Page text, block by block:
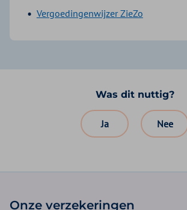
Vergoedingenwijzer ZieZo
Was dit nuttig?
Ja Nee
Onze verzekeringen